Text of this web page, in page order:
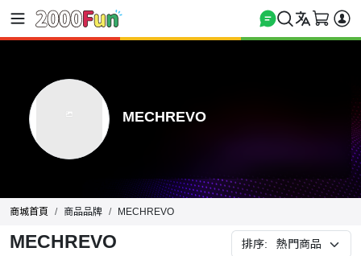
MECHREVO
商城首頁 商品品牌 MECHREVO
MECHREVO 排序: